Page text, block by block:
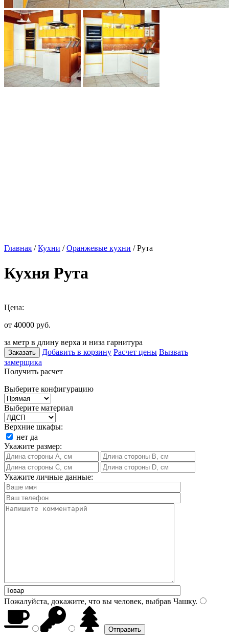
Главная /Кухни /Оранжевые кухни / Рута
Кухня Рута
Цена:
от 40000 руб.
за метр в длину верха и низа гарнитура
Заказать Добавить в корзину Расчет цены Вызвать
замерщика
Получить расчет
Выберите конфигурацию
Выберите материал
Верхние шкафы:
нет да
Укажите размер:
Укажите личные данные:
Пожалуйста, докажите, что вы человек, выбрав Чашку.